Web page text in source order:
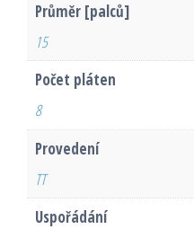
Průměr [palců]
15
Počet pláten
8
Provedení
TT
Uspořádání